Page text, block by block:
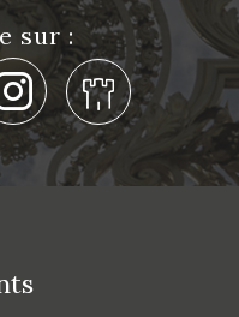
sur :